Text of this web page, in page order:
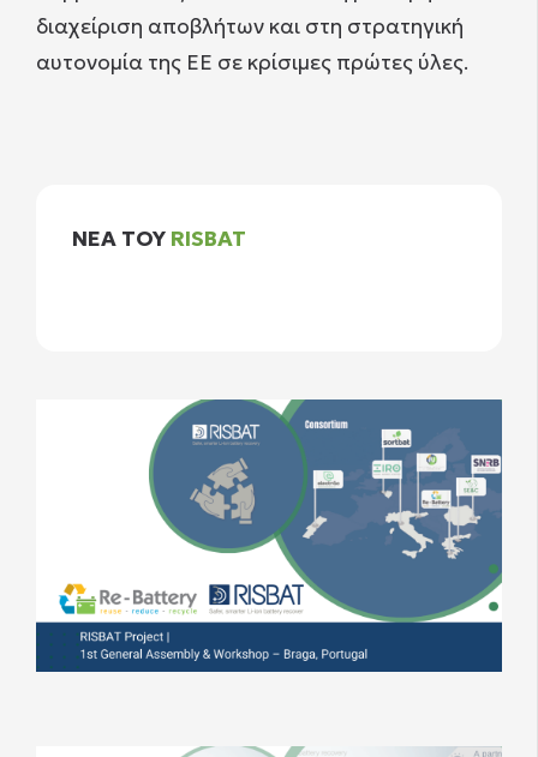
διαχείριση αποβλήτων και στη στρατηγική
αυτονομία της ΕΕ σε κρίσιμες πρώτες ύλες.
NEA ΤΟΥ RISBAT